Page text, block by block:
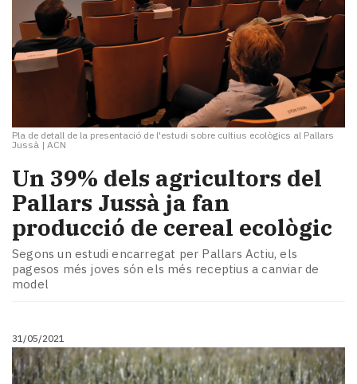
Pla de detall de la presentació de l'estudi sobre cultius ecològics al Pallars
Jussà | ACN
​Un 39% dels agricultors del
Pallars Jussà ja fan
producció de cereal ecològic
Segons un estudi encarregat per Pallars Actiu, els
pagesos més joves són els més receptius a canviar de
model
31/05/2021